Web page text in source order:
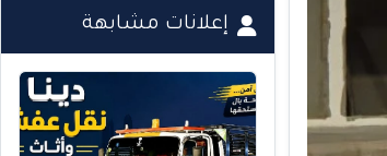
إعلانات مشابهة